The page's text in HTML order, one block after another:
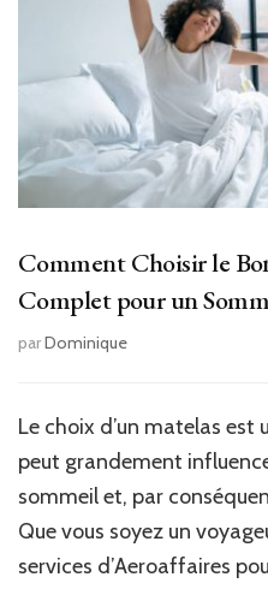
Comment Choisir le
Complet pour un
parDominique
Le choix d’un matelas est
peut grandement
sommeil et, par
Que vous soyez un
services d’Aeroaffaires